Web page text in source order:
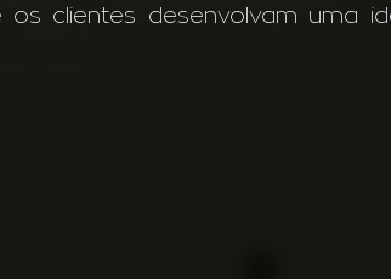
clientes desenvolvam uma